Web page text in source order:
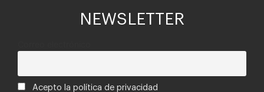
NEWSLETTER
Acepto la política de privacidad